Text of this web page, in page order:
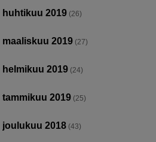
huhtikuu 2019 (26)
maaliskuu 2019 (27)
helmikuu 2019 (24)
tammikuu 2019 (25)
joulukuu 2018 (43)